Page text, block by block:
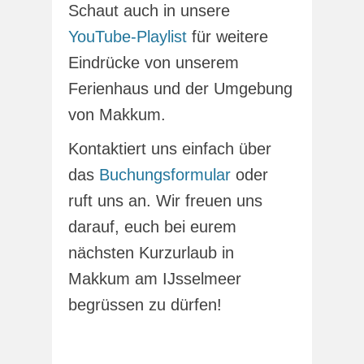
Schaut auch in unsere
YouTube-Playlist für weitere
Eindrücke von unserem
Ferienhaus und der Umgebung
von Makkum.
Kontaktiert uns einfach über
das Buchungsformular oder
ruft uns an. Wir freuen uns
darauf, euch bei eurem
nächsten Kurzurlaub in
Makkum am IJsselmeer
begrüssen zu dürfen!